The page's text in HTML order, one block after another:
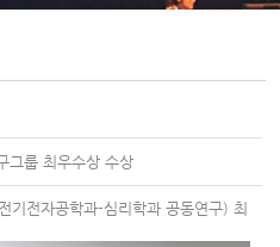
그룹 최우수상 수상
전자공학과-심리학과 공동연구) 최